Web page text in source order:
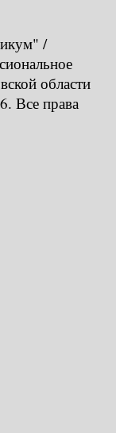
/
области
Все права